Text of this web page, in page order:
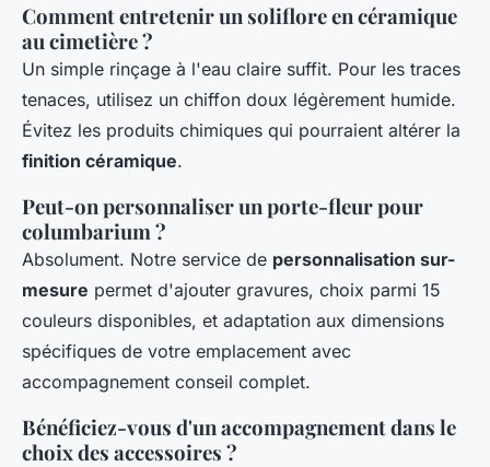
Comment entretenir un soliflore en céramique
au cimetière ?
Un simple rinçage à l'eau claire suffit. Pour les traces
tenaces, utilisez un chiffon doux légèrement humide.
Évitez les produits chimiques qui pourraient altérer la
finition céramique.
Peut-on personnaliser un porte-fleur pour
columbarium ?
Absolument. Notre service de personnalisation sur-
mesure permet d'ajouter gravures, choix parmi 15
couleurs disponibles, et adaptation aux dimensions
spécifiques de votre emplacement avec
accompagnement conseil complet.
Bénéficiez-vous d'un accompagnement dans le
choix des accessoires ?